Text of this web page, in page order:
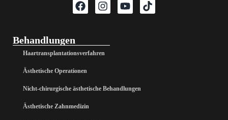
Behandlungen
Haartransplantationsverfahren
Ästhetische Operationen
Nicht-chirurgische ästhetische Behandlungen
Ästhetische Zahnmedizin